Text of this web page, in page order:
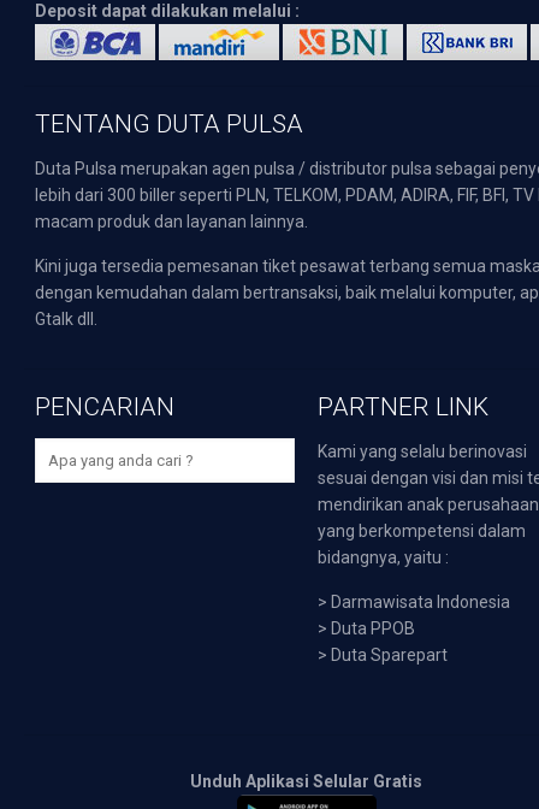
Deposit dapat dilakukan melalui :
TENTANG DUTA PULSA
Duta Pulsa merupakan agen pulsa / distributor pulsa sebagai
lebih dari 300 biller seperti PLN, TELKOM, PDAM, ADIRA, FIF,
macam produk dan layanan lainnya.
Kini juga tersedia pemesanan tiket pesawat terbang semua
dengan kemudahan dalam bertransaksi, baik melalui komputer,
Gtalk dll.
PENCARIAN PARTNER LINK
Kami yang selalu berinovasi
sesuai dengan visi dan misi
mendirikan anak perusahaan
yang berkompetensi dalam
bidangnya, yaitu :
> Darmawisata Indonesia
> Duta PPOB
> Duta Sparepart
Unduh Aplikasi Selular Gratis